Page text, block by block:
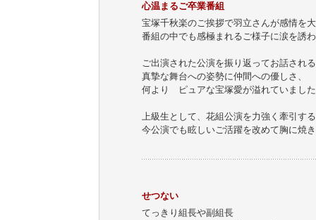
心温まるご卒業番組
宝塚千秋楽のご挨拶で羽立さんが感情を
番組の中でも感極まれるご様子に涙を誘
ご出演された公演を振り返ってお話され
真摯な舞台への姿勢に仲間への優しさ、
何より ピュアな宝塚愛が溢れていまし
上級生として、花組公演を力強く牽引す
今公演でも眩しいご活躍を改めて胸に焼
せつない
てっきり組長や副組長